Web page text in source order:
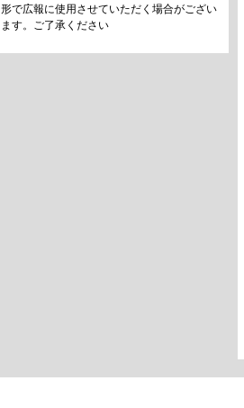
形で広報に使用させていただく場合がござい
ます。ご了承ください